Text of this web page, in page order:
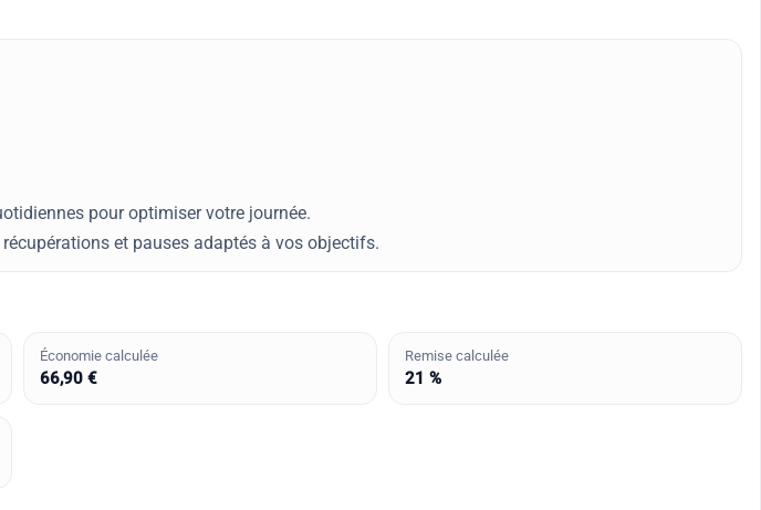
pour optimiser votre journée.
et pauses adaptés à vos objectifs.
Économie calculée
66,90 €
Remise calculée
21 %